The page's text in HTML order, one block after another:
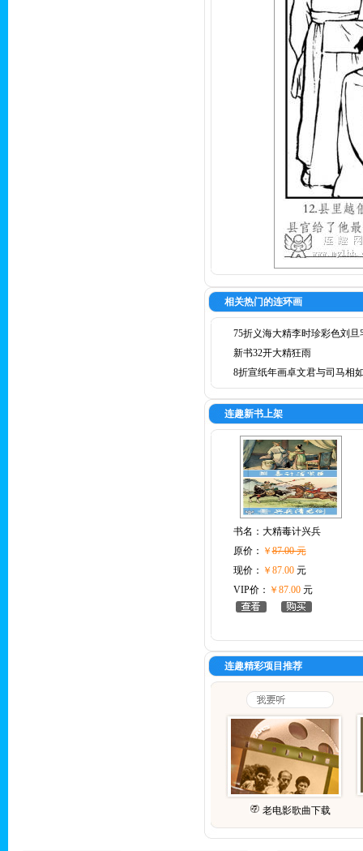
相关热门的连环画
75折义海大精李时珍彩色刘旦
新书32开大精狂雨
8折宣纸年画卓文君与司马相
连趣新书上架
书名： 大精毒计兴兵
原价： ￥87.00 元
现价： ￥87.00元
VIP价： ￥87.00元
连趣精彩项目推荐
老电影歌曲下载